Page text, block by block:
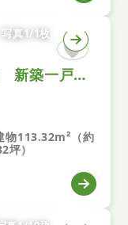
写真1/1枚
大阪市東淀川区下新庄２丁目 新築一戸建て 全1区画
物113.32m²（約
）